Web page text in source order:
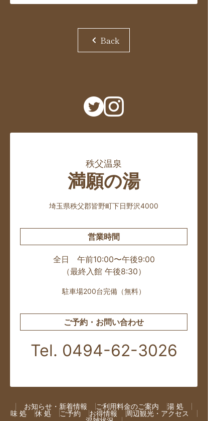
chevron_left Back
秩父温泉
満願の湯
埼玉県秩父郡皆野町下日野沢4000
営業時間
全日 午前10:00〜午後9:00
（最終入館 午後8:30）
駐車場200台完備（無料）
ご予約・お問い合わせ
Tel. 0494-62-3026
お知らせ・新着情報 ご利用料金のご案内
湯 処
味 処
休 処 ご予約 お得情報
周辺観光・アクセス